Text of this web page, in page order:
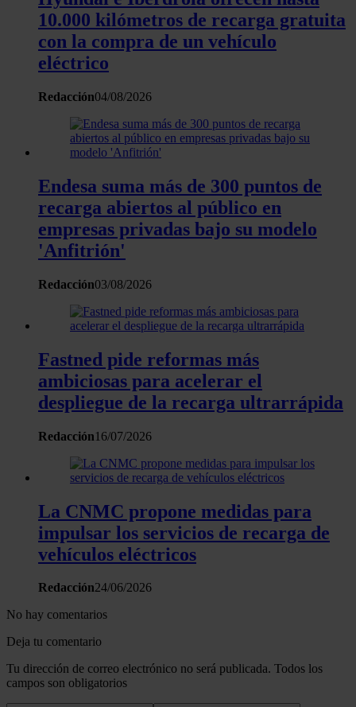
sección de datos. Puede cambiar o retirar su
consentimiento en cualquier momento en la Declaración
de cookies.
el contenido y los anuncios, ofrecer funciones de redes
sociales y analizar el tráfico. Además, compartimos
información sobre el uso que haga del sitio web con
nuestros partners de redes sociales, publicidad y análisis
web, quienes pueden combinarla con otra información
que les haya proporcionado o que hayan recopilado a
partir del uso que haya hecho de sus servicios.
10.000 kilómetros de recarga gratuita
con la compra de un vehículo
eléctrico
Redacción04/08/2026
Endesa suma más de 300 puntos de
recarga abiertos al público en
empresas privadas bajo su modelo
'Anfitrión'
Redacción03/08/2026
Fastned pide reformas más
ambiciosas para acelerar el
despliegue de la recarga ultrarrápida
Redacción16/07/2026
La CNMC propone medidas para
impulsar los servicios de recarga de
vehículos eléctricos
Redacción24/06/2026
No hay comentarios
Deja tu comentario
Tu dirección de correo electrónico no será publicada. Todos los
campos son obligatorios